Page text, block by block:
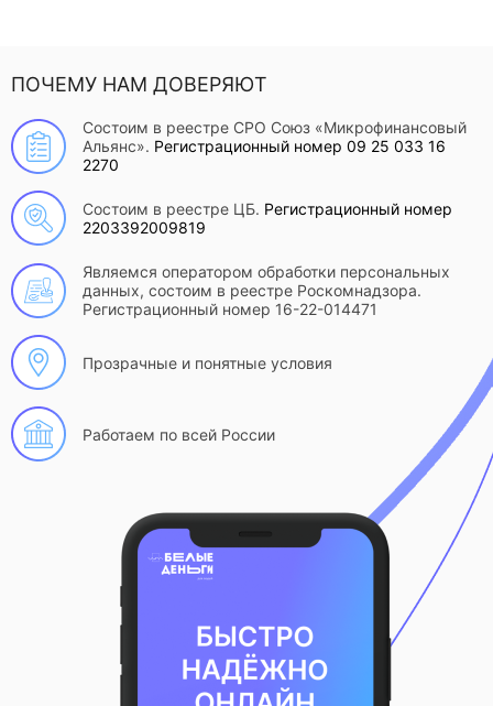
ПОЧЕМУ НАМ ДОВЕРЯЮТ
Состоим в реестре СРО Союз «Микрофинансовый
Альянс». Регистрационный номер 09 25 033 16
2270
Состоим в реестре ЦБ. Регистрационный номер
2203392009819
Являемся оператором обработки персональных
данных, состоим в реестре Роскомнадзора.
Регистрационный номер 16-22-014471
Прозрачные и понятные условия
Работаем по всей России